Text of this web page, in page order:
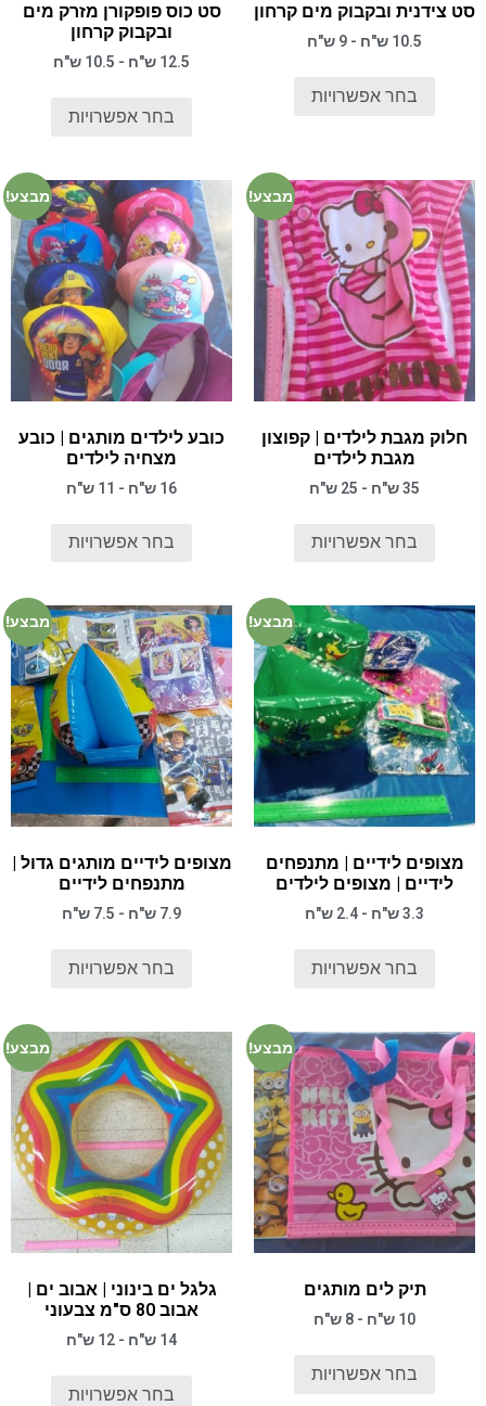
סט צידנית ובקבוק מים קרחון
10.5 ש"ח - 9 ש"ח
בחר אפשרויות
סט כוס פופקורן מזרק מים
ובקבוק קרחון
12.5 ש"ח - 10.5 ש"ח
בחר אפשרויות
מבצע!
חלוק מגבת לילדים | קפוצון
מגבת לילדים
35 ש"ח - 25 ש"ח
בחר אפשרויות
מבצע!
כובע לילדים מותגים | כובע
מצחיה לילדים
16 ש"ח - 11 ש"ח
בחר אפשרויות
מבצע!
מצופים לידיים | מתנפחים
לידיים | מצופים לילדים
3.3 ש"ח - 2.4 ש"ח
בחר אפשרויות
מבצע!
מצופים לידיים מותגים גדול |
מתנפחים לידיים
7.9 ש"ח - 7.5 ש"ח
בחר אפשרויות
מבצע!
תיק לים מותגים
10 ש"ח - 8 ש"ח
בחר אפשרויות
מבצע!
גלגל ים בינוני | אבוב ים |
אבוב 80 ס"מ צבעוני
14 ש"ח - 12 ש"ח
בחר אפשרויות